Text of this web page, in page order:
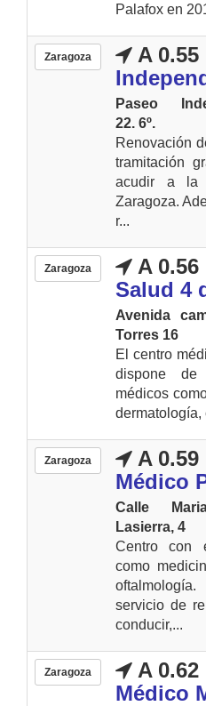
Palafox en
Zaragoza A
Paseo
22. 6º.
Renovación
tramitación
acudir a la
Zaragoza.
r...
Zaragoza A
Salud 4
Avenida
Torres 16
El centro
dispone de
médicos
dermatología,
Zaragoza A
Médico
Calle
Lasierra, 4
Centro con
como
servicio de
conducir,...
Zaragoza A
Médico